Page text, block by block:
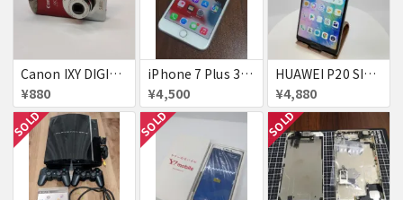
Canon IXY DIGITAL L3 ズームレンズ不良
¥880
iPhone 7 Plus 32GB
¥4,500
HUAWEI P20 SIMフリー 861197043272279
¥4,880
SOLD SOLD SOLD